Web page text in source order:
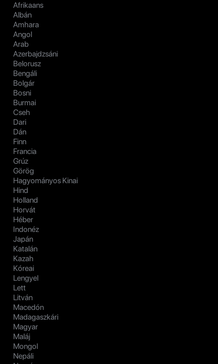
Afrikaans
Albán
Amhara
Angol
Arab
Azerbajdzsáni
Belorusz
Bengáli
Bolgár
Bosni
Burmai
Cseh
Dari
Dán
Finn
Francia
Grúz
Görög
Hagyományos Kinai
Hind
Holland
Horvát
Héber
Indonéz
Japán
Katalán
Kazah
Kóreai
Lengyel
Lett
Litván
Macedón
Madagaszkári
Magyar
Maláj
Mongol
Nepáli